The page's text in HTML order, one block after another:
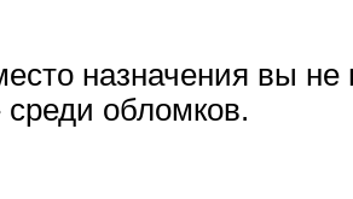
назначения вы не
обломков.